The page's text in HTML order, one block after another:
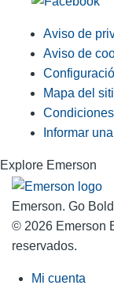
Aviso de
Aviso de
Mapa del
Informar
Explore Emerson
Emerson. Go
© 2026 Emerson
reservados.
Mi cuenta